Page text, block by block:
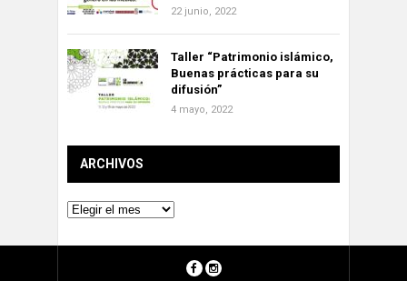
22 junio, 2022
Taller “Patrimonio islámico,
Buenas prácticas para su
difusión”
4 mayo, 2022
ARCHIVOS
Archivos